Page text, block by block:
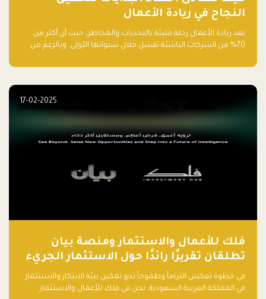
النجاح في ريادة الأعمال
تعد ريادة الأعمال رحلة مليئة بالتحديات والمخاطر، حيث أن أكثر من
70% من الشركات الناشئة تفشل خلال سنواتها الأولى. وبالرغم من
الكثيرون في بداية رحلتهم، وهي التي قد تعرقل نجاحهم. في هذا
17-02-2025
فلك للأعمال والاستثمار ومنصة بيان
تطلقان تقريرًا رائدًا حول الاستثمار الجريء
في الذكاء الاصطناعي بالمملكة العربية
السعودية
في خطوة تعكس التزاماً وطموحاً نحو تمكين بيئة الابتكار والاستثمار
في المملكة العربية السعودية, نحن في فلك للأعمال والاستثمار